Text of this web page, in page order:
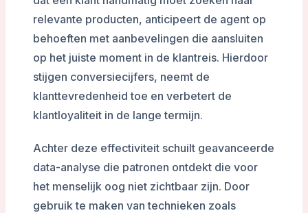
relevante producten, anticipeert de agent op
behoeften met aanbevelingen die aansluiten
op het juiste moment in de klantreis. Hierdoor
stijgen conversiecijfers, neemt de
klanttevredenheid toe en verbetert de
klantloyaliteit in de lange termijn.
Achter deze effectiviteit schuilt geavanceerde
data-analyse die patronen ontdekt die voor
het menselijk oog niet zichtbaar zijn. Door
gebruik te maken van technieken zoals